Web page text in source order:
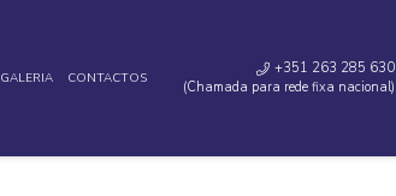
GALERIA CONTACTOS
+351 263 285 630
(Chamada para rede fixa nacional)